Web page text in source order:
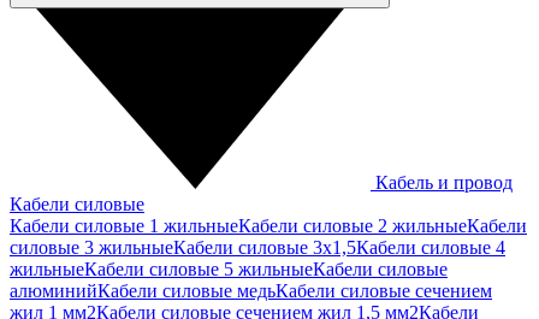
Кабель и провод
Кабели силовые
Кабели силовые 1 жильныеКабели силовые 2 жильныеКабели
силовые 3 жильныеКабели силовые 3х1,5Кабели силовые 4
жильныеКабели силовые 5 жильныеКабели силовые
алюминийКабели силовые медьКабели силовые сечением
жил 1 мм2Кабели силовые сечением жил 1,5 мм2Кабели